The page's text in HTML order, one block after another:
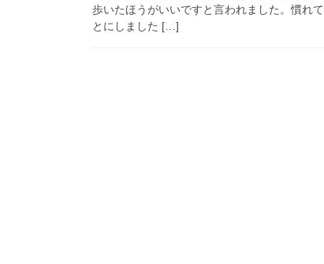
歩いたほうがいいですと言われました。慣れ
とにしました […]